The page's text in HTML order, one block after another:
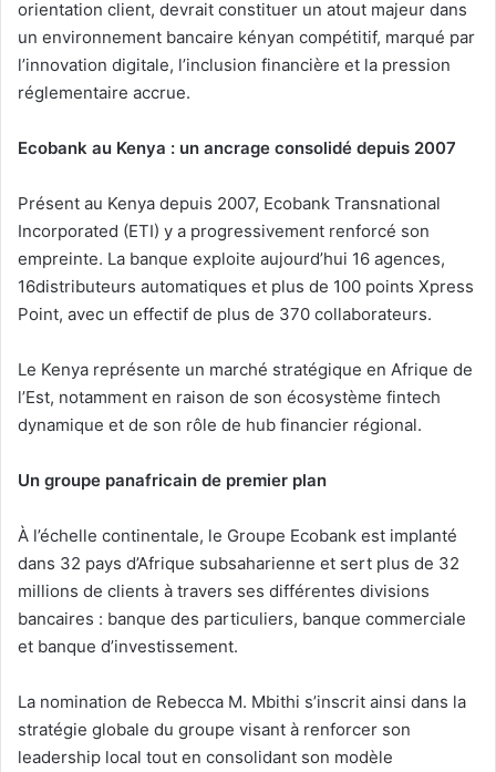
orientation client, devrait constituer un atout majeur dans
un environnement bancaire kényan compétitif, marqué par
l’innovation digitale, l’inclusion financière et la pression
réglementaire accrue.
Ecobank au Kenya : un ancrage consolidé depuis 2007
Présent au Kenya depuis 2007, Ecobank Transnational
Incorporated (ETI) y a progressivement renforcé son
empreinte. La banque exploite aujourd’hui 16 agences,
16distributeurs automatiques et plus de 100 points Xpress
Point, avec un effectif de plus de 370 collaborateurs.
Le Kenya représente un marché stratégique en Afrique de
l’Est, notamment en raison de son écosystème fintech
dynamique et de son rôle de hub financier régional.
Un groupe panafricain de premier plan
À l’échelle continentale, le Groupe Ecobank est implanté
dans 32 pays d’Afrique subsaharienne et sert plus de 32
millions de clients à travers ses différentes divisions
bancaires : banque des particuliers, banque commerciale
et banque d’investissement.
La nomination de Rebecca M. Mbithi s’inscrit ainsi dans la
stratégie globale du groupe visant à renforcer son
leadership local tout en consolidant son modèle